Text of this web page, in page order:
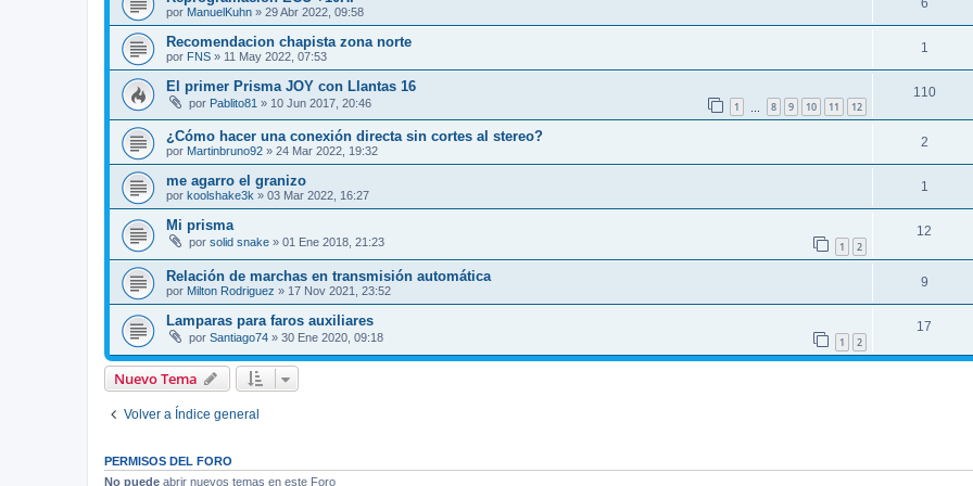
por ManuelKuhn » 29 Abr 2022, 09:58
Recomendacion chapista zona norte
por FNS » 11 May 2022, 07:53
1
El primer Prisma JOY con Llantas 16
por Pablito81 » 10 Jun 2017, 20:46 1 8 9 10 11 12
110
¿Cómo hacer una conexión directa sin cortes al stereo?
por Martinbruno92 » 24 Mar 2022, 19:32
2
me agarro el granizo
por koolshake3k » 03 Mar 2022, 16:27
1
Mi prisma
por solid snake » 01 Ene 2018, 21:23 1 2
12
Relación de marchas en transmisión automática
por Milton Rodriguez » 17 Nov 2021, 23:52
9
Lamparas para faros auxiliares
por Santiago74 » 30 Ene 2020, 09:18 1 2
17
Nuevo Tema
Volver a Índice general
PERMISOS DEL FORO
No puede abrir nuevos temas en este Foro